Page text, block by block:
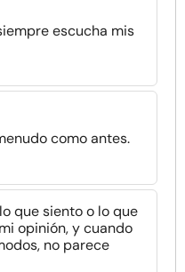
escucha mis
como antes.
que siento o lo que
opinión, y cuando
no parece